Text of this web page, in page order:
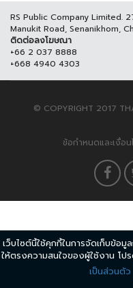
RS Public Company Limited.
Manukit Road, Senanikhom,
ติดต่อลงโฆษณา
+66 2 037 8888
+668 4940 4303
© COPYRIGHT 2017
ข้อกำหนดและเงื่อน
เว็บไซต์นี้ใช้คุกกี้ในการจัดเก็บข้อ
ให้ตรงความสนใจของผู้ใช้งาน โป
เป็นส่วนตัว